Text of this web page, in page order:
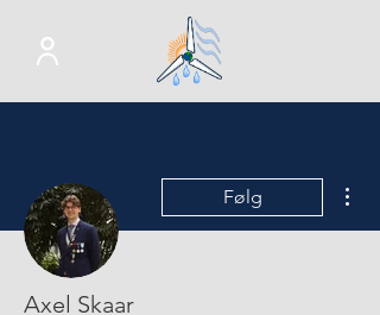
Følg
Axel Skaar